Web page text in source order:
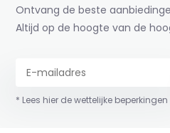
Ontvang de beste
Altijd op de hoogte van de
* Lees hier de wettelijke beperkingen